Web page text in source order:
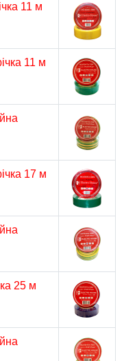
11 м
11 м
17 м
25 м